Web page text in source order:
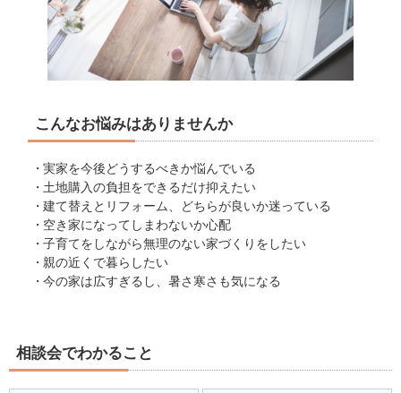
こんなお悩みはありませんか
実家を今後どうするべきか悩んでいる
土地購入の負担をできるだけ抑えたい
建て替えとリフォーム、どちらが良いか迷っている
空き家になってしまわないか心配
子育てをしながら無理のない家づくりをしたい
親の近くで暮らしたい
今の家は広すぎるし、暑さ寒さも気になる
相談会でわかること